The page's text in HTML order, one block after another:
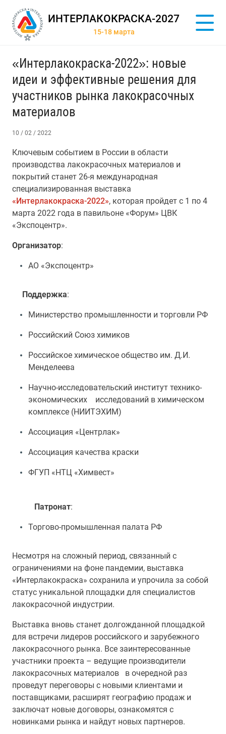
ИНТЕРЛАКОКРАСКА-2027
15-18 марта
«Интерлакокраска-2022»: новые
идеи и эффективные решения для
участников рынка лакокрасочных
материалов
10 / 02 / 2022
Ключевым событием в России в области
производства лакокрасочных материалов и
покрытий станет 26-я международная
специализированная выставка
«Интерлакокраска-2022», которая пройдет с 1 по 4
марта 2022 года в павильоне «Форум» ЦВК
«Экспоцентр».
Организатор:
АО «Экспоцентр»
Поддержка:
Министерство промышленности и торговли РФ
Российский Союз химиков
Российское химическое общество им. Д.И.
Менделеева
Научно-исследовательский институт технико-
экономических исследований в химическом
комплексе (НИИТЭХИМ)
Ассоциация «Центрлак»
Ассоциация качества краски
ФГУП «НТЦ «Химвест»
Патронат:
Торгово-промышленная палата РФ
Несмотря на сложный период, связанный с
ограничениями на фоне пандемии, выставка
«Интерлакокраска» сохранила и упрочила за собой
статус уникальной площадки для специалистов
лакокрасочной индустрии.
Выставка вновь станет долгожданной площадкой
для встречи лидеров российского и зарубежного
лакокрасочного рынка. Все заинтересованные
участники проекта – ведущие производители
лакокрасочных материалов
в очередной раз
проведут переговоры с новыми клиентами и
поставщиками, расширят географию продаж и
заключат новые договоры, ознакомятся с
новинками рынка и найдут новых партнеров.